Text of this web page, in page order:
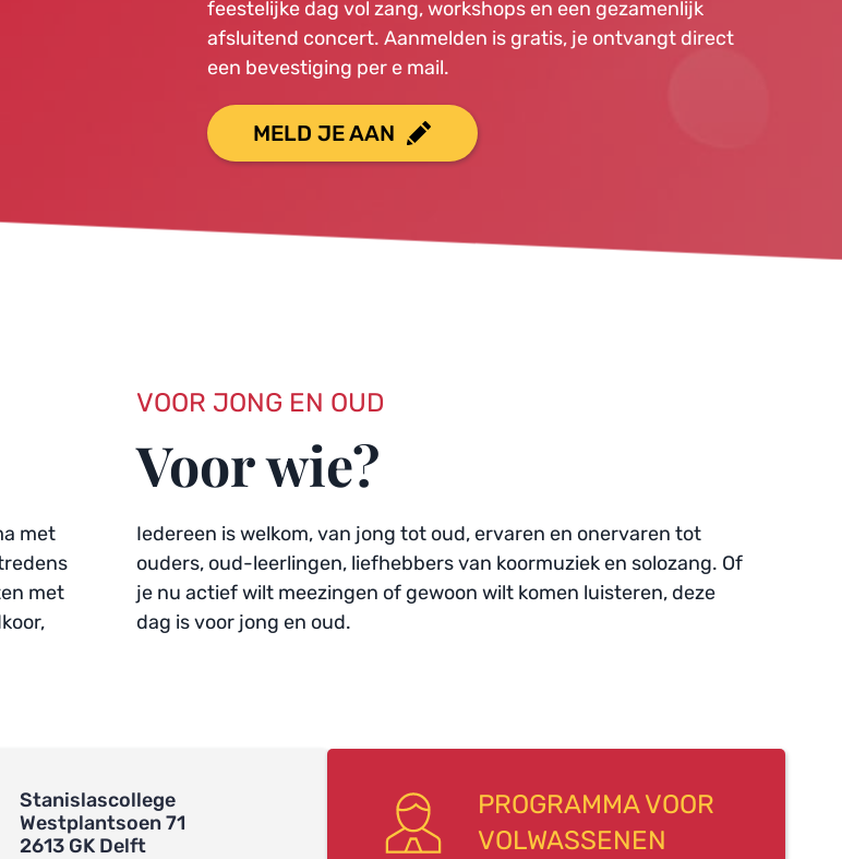
feestelijke dag vol zang, workshops en een gezamenlijk
afsluitend concert. Aanmelden is gratis, je ontvangt direct
een bevestiging per e mail.
MELD JE AAN
met
met
VOOR JONG EN OUD
Voor wie?
Iedereen is welkom, van jong tot oud, ervaren en onervaren tot
ouders, oud-leerlingen, liefhebbers van koormuziek en solozang. Of
je nu actief wilt meezingen of gewoon wilt komen luisteren, deze
dag is voor jong en oud.
Stanislascollege
Westplantsoen 71
2613 GK Delft
PROGRAMMA VOOR
VOLWASSENEN